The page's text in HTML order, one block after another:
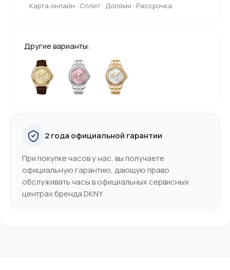
Карта онлайн · Сплит · Долями · Рассрочка
Другие варианты:
2 года официальной гарантии
При покупке часов у нас, вы получаете
официальную гарантию, дающую право
обслуживать часы в официальных сервисных
центрах бренда DKNY.